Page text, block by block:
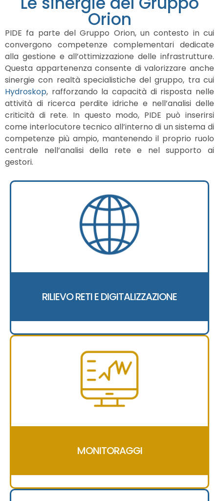
Orion
PIDE fa parte del Gruppo Orion, un contesto in cui
convergono competenze complementari dedicate
alla gestione e all’ottimizzazione delle infrastrutture.
Questa appartenenza consente di valorizzare anche
sinergie con realtà specialistiche del gruppo, tra cui
Hydroskop, rafforzando la capacità di risposta nelle
attività di ricerca perdite idriche e nell’analisi delle
criticità di rete. In questo modo, PIDE può inserirsi
come interlocutore tecnico all’interno di un sistema di
competenze più ampio, mantenendo il proprio ruolo
centrale nell’analisi della rete e nel supporto ai
gestori.
RILIEVO RETI E DIGITALIZZAZIONE
MONITORAGGI